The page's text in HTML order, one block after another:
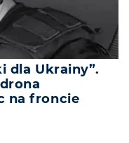
dla Ukrainy”.
na froncie